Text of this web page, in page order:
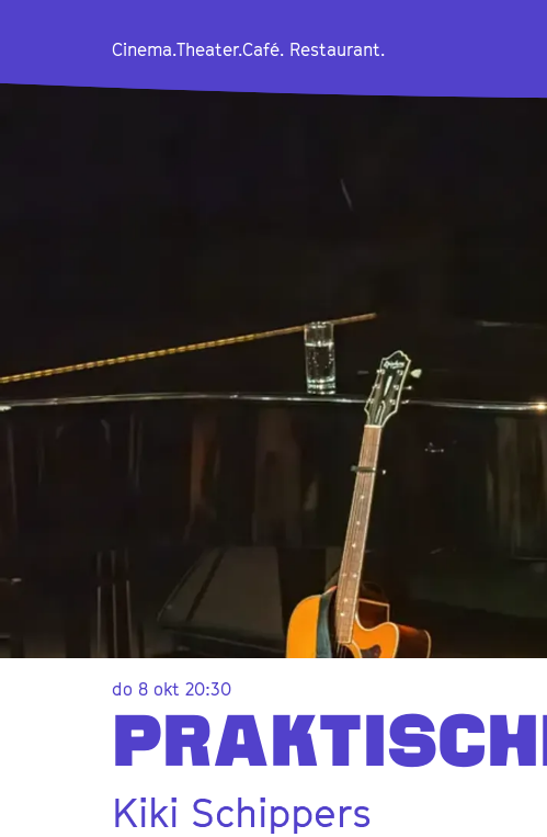
Cinema.Theater.Café. Restaurant.
Kiki Schippers
do 8 okt 20:30
Inzoomen